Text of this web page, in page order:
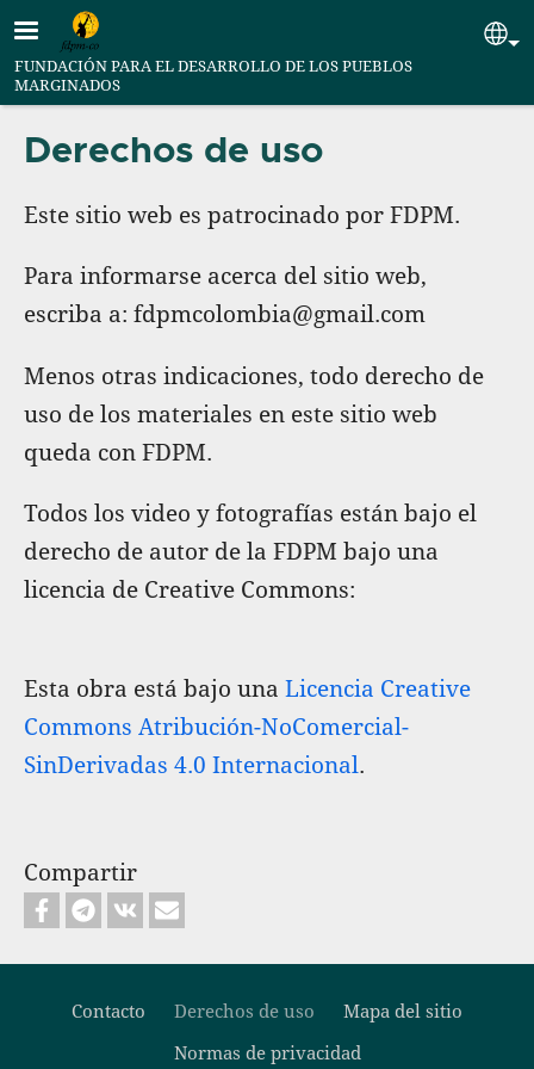
Pasar al contenido principal
FUNDACIÓN PARA EL DESARROLLO DE LOS PUEBLOS
MARGINADOS
Derechos de uso
Este sitio web es patrocinado por FDPM.
Para informarse acerca del sitio web,
escriba a: fdpmcolombia@gmail.com
Menos otras indicaciones, todo derecho de
uso de los materiales en este sitio web
queda con FDPM.
Todos los video y fotografías están bajo el
derecho de autor de la FDPM bajo una
licencia de Creative Commons:
Esta obra está bajo una Licencia Creative
Commons Atribución-NoComercial-
SinDerivadas 4.0 Internacional.
Compartir
Contacto Derechos de uso
Mapa del sitio
Normas de privacidad